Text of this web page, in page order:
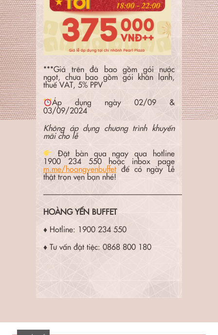
***Giá trên đã bao gồm gói nước
ngọt, chưa bao gồm gói khăn lạnh,
thuế VAT, 5% PPV
Áp dụng ngày 02/09 &
03/09/2024
Không áp dụng chương trình khuyến
mãi cho lễ
Đặt bàn qua ngay qua hotline
1900 234 550 hoặc inbox page
m.me/hoangyenbuffetđể có ngày Lễ
thật trọn vẹn bạn nhé!
——————————————————
HOÀNG YẾN BUFFET
♦ Hotline: 1900 234 550
♦ Tư vấn đặt tiệc: 0868 800 180